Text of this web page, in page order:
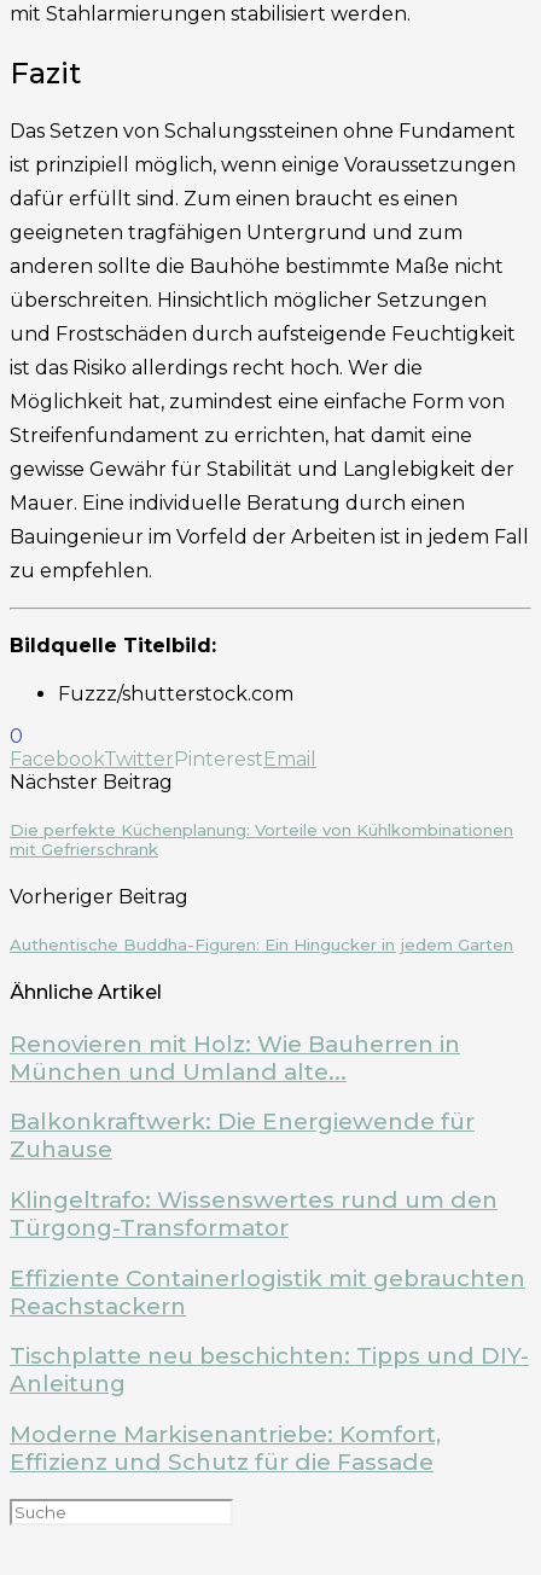
mit Stahlarmierungen stabilisiert werden.
Fazit
Das Setzen von Schalungssteinen ohne Fundament
ist prinzipiell möglich, wenn einige Voraussetzungen
dafür erfüllt sind. Zum einen braucht es einen
geeigneten tragfähigen Untergrund und zum
anderen sollte die Bauhöhe bestimmte Maße nicht
überschreiten. Hinsichtlich möglicher Setzungen
und Frostschäden durch aufsteigende Feuchtigkeit
ist das Risiko allerdings recht hoch. Wer die
Möglichkeit hat, zumindest eine einfache Form von
Streifenfundament zu errichten, hat damit eine
gewisse Gewähr für Stabilität und Langlebigkeit der
Mauer. Eine individuelle Beratung durch einen
Bauingenieur im Vorfeld der Arbeiten ist in jedem Fall
zu empfehlen.
Bildquelle Titelbild:
Fuzzz/shutterstock.com
0
FacebookTwitterPinterestEmail
Nächster Beitrag
Die perfekte Küchenplanung: Vorteile von Kühlkombinationen
mit Gefrierschrank
Vorheriger Beitrag
Authentische Buddha-Figuren: Ein Hingucker in jedem Garten
Ähnliche Artikel
Renovieren mit Holz: Wie Bauherren in
München und Umland alte...
Balkonkraftwerk: Die Energiewende für
Zuhause
Klingeltrafo: Wissenswertes rund um den
Türgong-Transformator
Effiziente Containerlogistik mit gebrauchten
Reachstackern
Tischplatte neu beschichten: Tipps und DIY-
Anleitung
Moderne Markisenantriebe: Komfort,
Effizienz und Schutz für die Fassade